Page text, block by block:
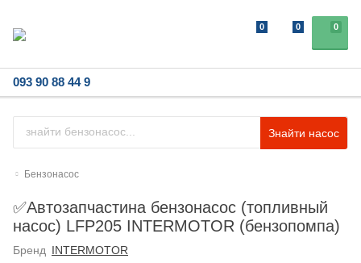
0
0 0
093 90 88 44 9
Знайти насос
Бензонасос
✅Автозапчастина бензонасос (топливный
насос) LFP205 INTERMOTOR (бензопомпа)
Бренд INTERMOTOR